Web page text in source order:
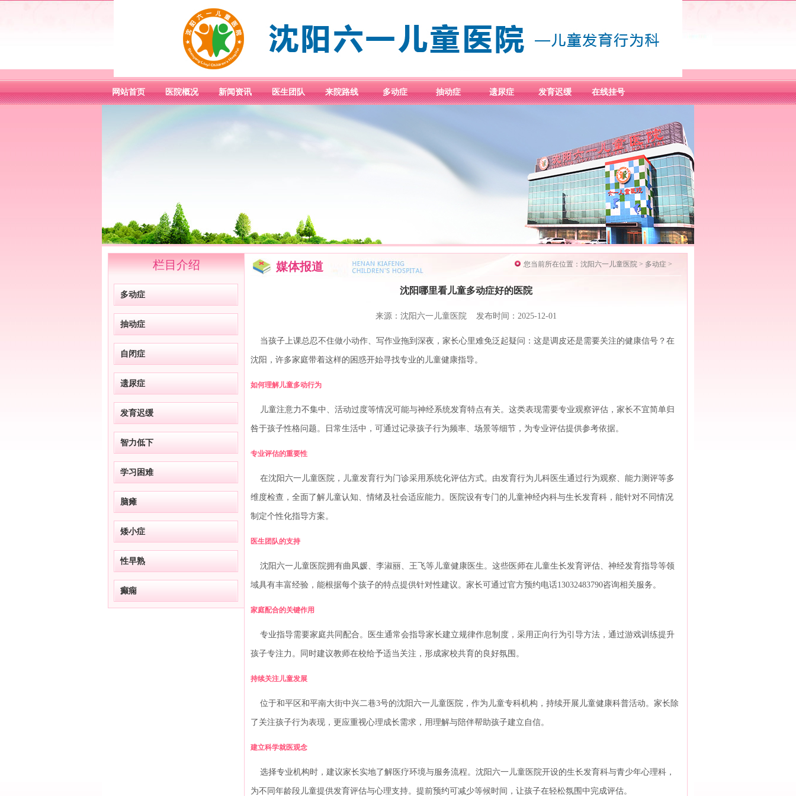
网站首页 医院概况 新闻资讯 医生团队 来院路线 多动症 抽动症 遗尿症 发育迟缓 在线挂号
栏目介绍
多动症
抽动症
自闭症
遗尿症
发育迟缓
智力低下
学习困难
脑瘫
矮小症
性早熟
癫痫
媒体报道 您当前所在位置： 沈阳六一儿童医院 > 多动症 >
沈阳哪里看儿童多动症好的医院
来源：沈阳六一儿童医院 发布时间：2025-12-01
当孩子上课总忍不住做小动作、写作业拖到深夜，家长心里难免泛起疑问：这是调皮还是需要关注的健康信号？在
沈阳，许多家庭带着这样的困惑开始寻找专业的儿童健康指导。
如何理解儿童多动行为
儿童注意力不集中、活动过度等情况可能与神经系统发育特点有关。这类表现需要专业观察评估，家长不宜简单归
咎于孩子性格问题。日常生活中，可通过记录孩子行为频率、场景等细节，为专业评估提供参考依据。
专业评估的重要性
在沈阳六一儿童医院，儿童发育行为门诊采用系统化评估方式。由发育行为儿科医生通过行为观察、能力测评等多
维度检查，全面了解儿童认知、情绪及社会适应能力。医院设有专门的儿童神经内科与生长发育科，能针对不同情况
制定个性化指导方案。
医生团队的支持
沈阳六一儿童医院拥有曲凤媛、李淑丽、王飞等儿童健康医生。这些医师在儿童生长发育评估、神经发育指导等领
域具有丰富经验，能根据每个孩子的特点提供针对性建议。家长可通过官方预约电话13032483790咨询相关服务。
家庭配合的关键作用
专业指导需要家庭共同配合。医生通常会指导家长建立规律作息制度，采用正向行为引导方法，通过游戏训练提升
孩子专注力。同时建议教师在校给予适当关注，形成家校共育的良好氛围。
持续关注儿童发展
位于和平区和平南大街中兴二巷3号的沈阳六一儿童医院，作为儿童专科机构，持续开展儿童健康科普活动。家长除
了关注孩子行为表现，更应重视心理成长需求，用理解与陪伴帮助孩子建立自信。
建立科学就医观念
选择专业机构时，建议家长实地了解医疗环境与服务流程。沈阳六一儿童医院开设的生长发育科与青少年心理科，
为不同年龄段儿童提供发育评估与心理支持。提前预约可减少等候时间，让孩子在轻松氛围中完成评估。